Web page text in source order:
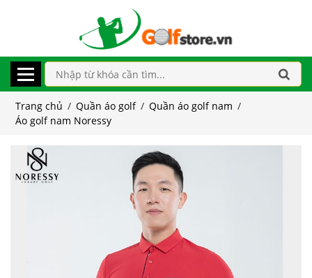
Trang chủ / Quần áo golf / Quần áo golf nam /
Áo golf nam Noressy